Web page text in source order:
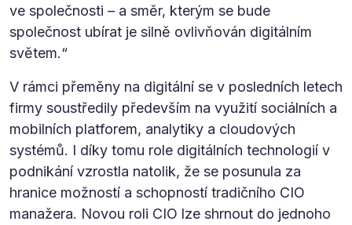
ve společnosti – a směr, kterým se bude
společnost ubírat je silně ovlivňován digitálním
světem.“
V rámci přeměny na digitální se v posledních letech
firmy soustředily především na využití sociálních a
mobilních platforem, analytiky a cloudových
systémů. I díky tomu role digitálních technologií v
podnikání vzrostla natolik, že se posunula za
hranice možností a schopností tradičního CIO
manažera. Novou roli CIO lze shrnout do jednoho